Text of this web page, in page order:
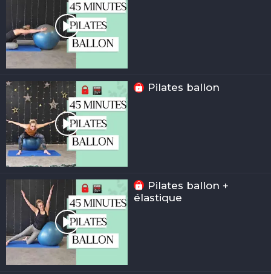
Pilates ballon
Pilates ballon +
élastique